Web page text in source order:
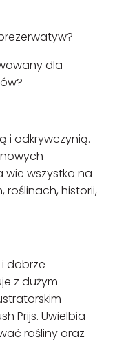
dla
i odkryw­czynią.
wie wszystko na
historii,
dobrze
z dużym
Prijs. Uwielbia
rośliny oraz